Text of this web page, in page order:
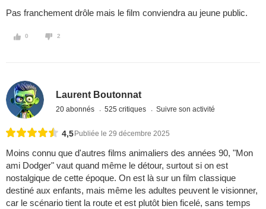
Pas franchement drôle mais le film conviendra au jeune public.
0 2
Laurent Boutonnat
20 abonnés 525 critiques Suivre son activité
4,5 Publiée le 29 décembre 2025
Moins connu que d'autres films animaliers des années 90, "Mon
ami Dodger" vaut quand même le détour, surtout si on est
nostalgique de cette époque. On est là sur un film classique
destiné aux enfants, mais même les adultes peuvent le visionner,
car le scénario tient la route et est plutôt bien ficelé, sans temps